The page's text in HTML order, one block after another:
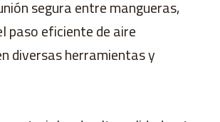
segura entre mangueras,
paso eficiente de aire
diversas herramientas y